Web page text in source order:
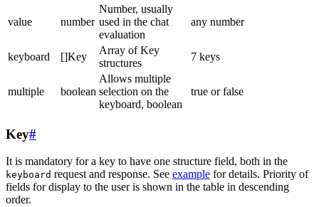
value number
Number, usually
used in the chat
evaluation
any number
keyboard []Key
Array of Key
structures
7 keys
multiple boolean
Allows multiple
selection on the
keyboard, boolean
true or false
Key#
It is mandatory for a key to have one structure field, both in the
keyboard request and response. See example for details. Priority of
fields for display to the user is shown in the table in descending
order.